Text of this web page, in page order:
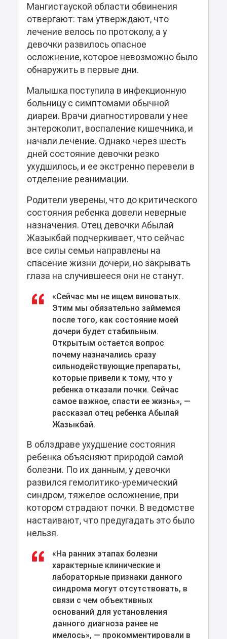
Мангистауской области обвинения
отвергают: там утверждают, что
лечение велось по протоколу, а у
девочки развилось опасное
осложнение, которое невозможно было
обнаружить в первые дни.
Малышка поступила в инфекционную
больницу с симптомами обычной
диареи. Врачи диагностировали у нее
энтероколит, воспаление кишечника, и
начали лечение. Однако через шесть
дней состояние девочки резко
ухудшилось, и ее экстренно перевели в
отделение реанимации.
Родители уверены, что до критического
состояния ребенка довели неверные
назначения. Отец девочки Абылай
Жазыкбай подчеркивает, что сейчас
все силы семьи направлены на
спасение жизни дочери, но закрывать
глаза на случившееся они не станут.
«Сейчас мы не ищем виноватых.
Этим мы обязательно займемся
после того, как состояние моей
дочери будет стабильным.
Открытым остается вопрос
почему назначались сразу
сильнодействующие препараты,
которые привели к тому, что у
ребенка отказали почки. Сейчас
самое важное, спасти ее жизнь», —
рассказал отец ребенка Абылай
Жазыкбай.
В облздраве ухудшение состояния
ребенка объясняют природой самой
болезни. По их данным, у девочки
развился гемолитико-уремический
синдром, тяжелое осложнение, при
котором страдают почки. В ведомстве
настаивают, что предугадать это было
нельзя.
«На ранних этапах болезни
характерные клинические и
лабораторные признаки данного
синдрома могут отсутствовать, в
связи с чем объективных
оснований для установления
данного диагноза ранее не
имелось», — прокомментировали в